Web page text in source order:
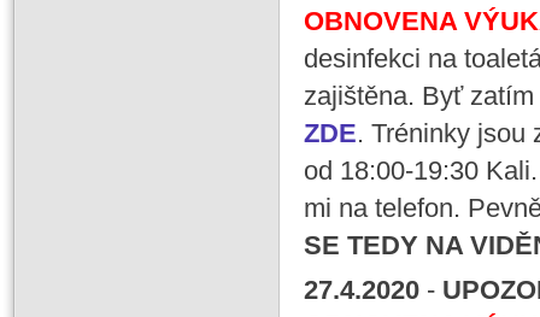
OBNOVENA
desinfekci na
zajištěna. Byť
ZDE. Tréninky jsou
od 18:00-19:30
mi na telefon.
SE TEDY NA
27.4.2020 -